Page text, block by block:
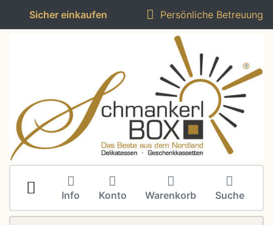
Sicher einkaufen Persönliche Betreuung
Info Konto Warenkorb Suche